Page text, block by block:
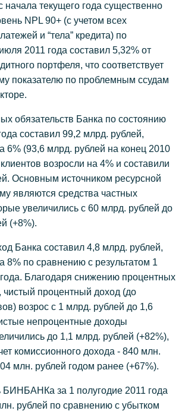
начала текущего года существенно
NPL 90+ (с учетом всех
и “тела” кредита) по
2011 года составил 5,32% от
портфеля, что соответствует
показателю по проблемным ссудам
обязательств Банка по состоянию
составил 99,2 млрд. рублей,
6% (93,6 млрд. рублей на конец 2010
возросли на 4% и составили
Основным источником ресурсной
являются средства частных
увеличились с 60 млрд. рублей до
(+8%).
Банка составил 4,8 млрд. рублей,
8% по сравнению с результатом 1
Благодаря снижению процентных
чистый процентный доход (до
возрос с 1 млрд. рублей до 1,6
непроцентные доходы
до 1,1 млрд. рублей (+82%),
комиссионного дохода - 840 млн.
млн. рублей годом ранее (+67%).
БИНБАНКа за 1 полугодие 2011 года
рублей по сравнению с убытком